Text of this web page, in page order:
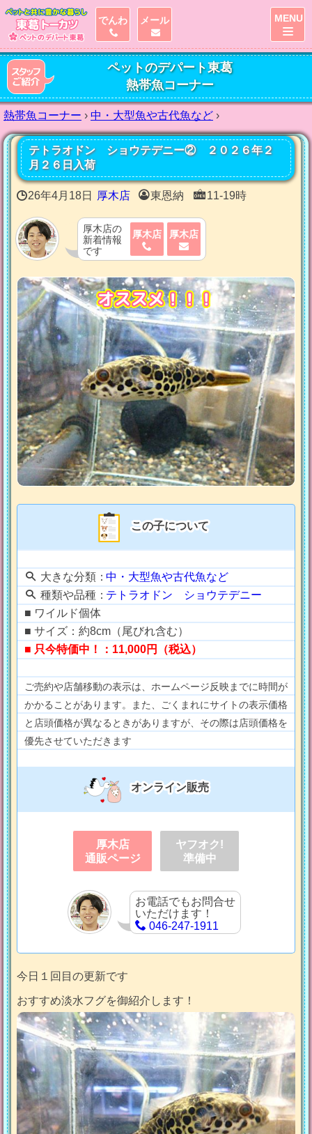
ペットのデパート東葛
熱帯魚コーナー
熱帯魚コーナー › 中・大型魚や古代魚など ›
テトラオドン ショウテデニー② ２０２６年２
月２６日入荷
26年4月18日 厚木店 東恩納 11-19時
厚木店の
新着情報
です
厚木店 厚木店
オススメ！！！
この子について
大きな分類：中・大型魚や古代魚など
種類や品種：テトラオドン ショウテデニー
■ ワイルド個体
■ サイズ：約8cm（尾びれ含む）
■ 只今特価中！：11,000円（税込）
ご売約や店舗移動の表示は、ホームページ反映までに時間が
かかることがあります。また、ごくまれにサイトの表示価格
と店頭価格が異なるときがありますが、その際は店頭価格を
優先させていただきます
オンライン販売
厚木店
通販ページ
ヤフオク!
準備中
お電話でもお問合せ
いただけます！
046-247-1911
今日１回目の更新です
おすすめ淡水フグを御紹介します！
でんわ メール MENU